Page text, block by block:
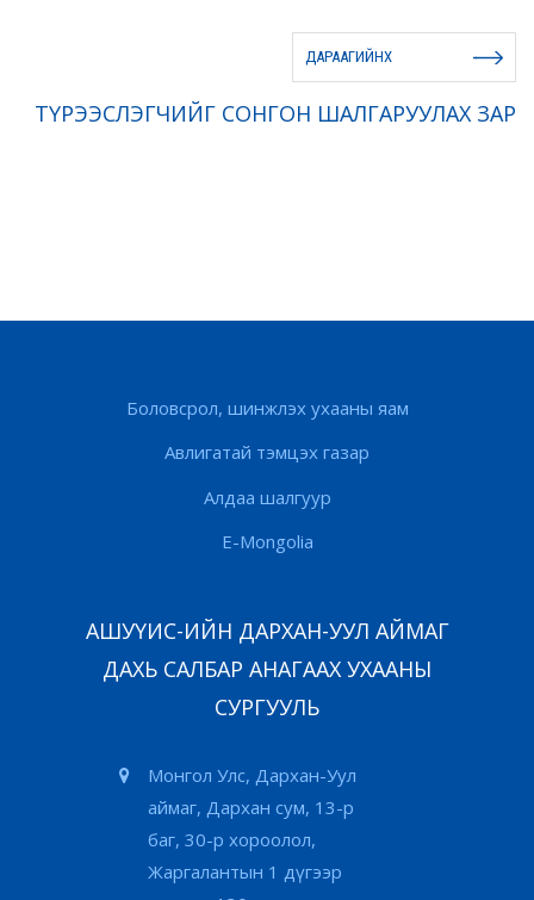
ДАРААГИЙНХ
ТҮРЭЭСЛЭГЧИЙГ СОНГОН ШАЛГАРУУЛАХ ЗАР
Боловсрол, шинжлэх ухааны яам
Авлигатай тэмцэх газар
Алдаа шалгуур
E-Mongolia
АШУҮИС-ИЙН ДАРХАН-УУЛ АЙМАГ
ДАХЬ САЛБАР АНАГААХ УХААНЫ
СУРГУУЛЬ
Монгол Улс, Дархан-Уул
аймаг, Дархан сум, 13-р
баг, 30-р хороолол,
Жаргалантын 1 дүгээр